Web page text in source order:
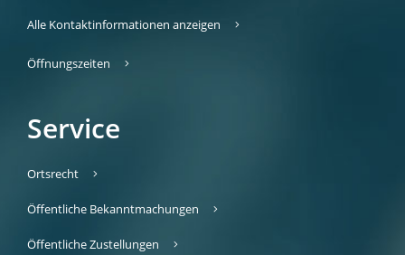
Alle Kontaktinformationen anzeigen
Öffnungszeiten
Service
Ortsrecht
Öffentliche Bekanntmachungen
Öffentliche Zustellungen